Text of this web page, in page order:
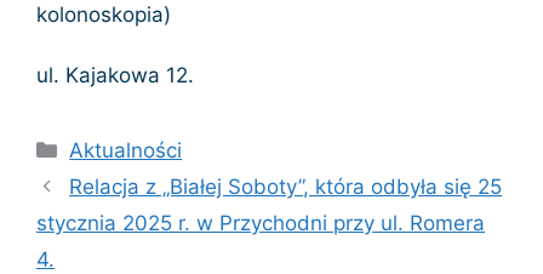
kolonoskopia)
ul. Kajakowa 12.
Kategorie
Aktualności
Relacja z „Białej Soboty”, która odbyła się 25
stycznia 2025 r. w Przychodni przy ul. Romera
4.